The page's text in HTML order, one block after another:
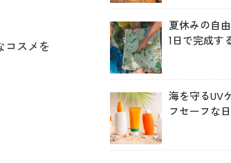
コスメを
夏休みの自
1日で完成す
海を守るUV
フセーフな